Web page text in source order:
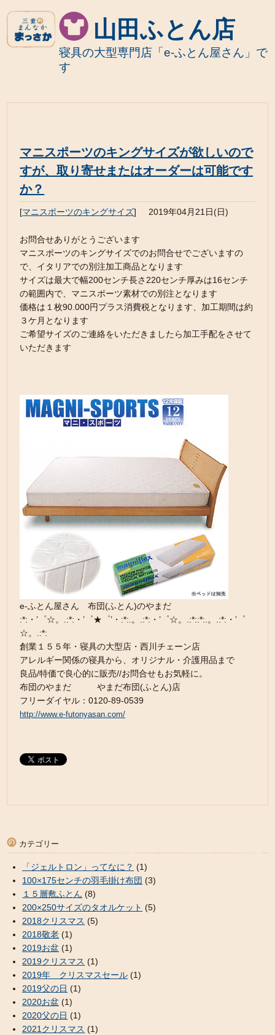
山田ふとん店
寝具の大型専門店「e-ふとん屋さん」で
す
マニスポーツのキングサイズが欲しいので
すが、取り寄せまたはオーダーは可能です
か？
[マニスポーツのキングサイズ] 2019年04月21日(日)
お問合せありがとうございます
マニスポーツのキングサイズでのお問合せでございますの
で、イタリアでの別注加工商品となります
サイズは最大で幅200センチ長さ220センチ厚みは16センチ
の範囲内で、マニスポーツ素材での別注となります
価格は１枚90.000円プラス消費税となります、加工期間は約
３ケ月となります
ご希望サイズのご連絡をいただきましたら加工手配をさせて
いただきます
e-ふとん屋さん 布団(ふとん)のやまだ
:*:・’゜☆。.:*:・’゜★゜’・:*:.。.:*:・’゜☆。.:*::*:.。.:*:・’゜
☆。.:*:
創業１５５年・寝具の大型店・西川チェーン店
アレルギー関係の寝具から、オリジナル・介護用品まで
良品/特価で良心的に販売//お問合せもお気軽に。
布団のやまだ やまだ布団(ふとん)店
フリーダイヤル：0120-89-0539
http://www.e-futonyasan.com/
カテゴリー
「ジェルトロン」ってなに？ (1)
100×175センチの羽毛掛け布団 (3)
１５層敷ふとん (8)
200×250サイズのタオルケット (5)
2018クリスマス (5)
2018敬老 (1)
2019お盆 (1)
2019クリスマス (1)
2019年 クリスマスセール (1)
2019父の日 (1)
2020お盆 (1)
2020父の日 (1)
2021クリスマス (1)